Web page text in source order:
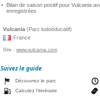
Bilan de saison positif pour Vulcania
enregistrées
Vulcania (Parc ludoéducatif)
France
Site : www.vulcania.com
Suivez le guide
Découvrez le parc
Calculez l'itinéraire